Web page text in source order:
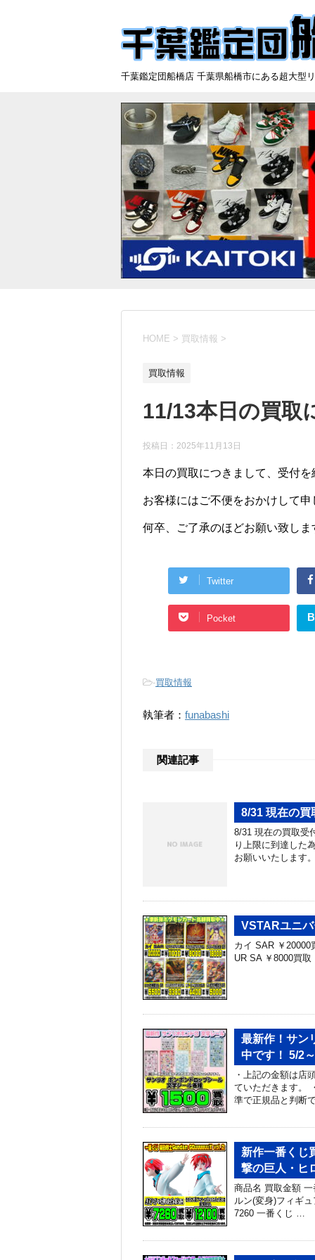
千葉鑑定団船橋店 千葉県船橋市にある超大
HOME > 買取情報 >
買取情報
11/13本日の買取
投稿日： 2025年11月13日
本日の買取につきまして、受付
お客様にはご不便をおかけして
何卒、ご了承のほどお願い致しま
Twitter
Pocket
-買取情報
執筆者： funabashi
関連記事
8/31 現在の買
8/31 現在の買取
り上限に到達した
お願いいたします
VSTARユニ
カイ SAR ￥20000
UR SA ￥8000買
最新作！サン
中です！ 5/2～
・上記の金額は店
ていただきます。
準で正規品と判断
新作一番くじ
撃の巨人・ヒ
商品名 買取金額
ルン(変身)フィギ
7260 一番くじ …